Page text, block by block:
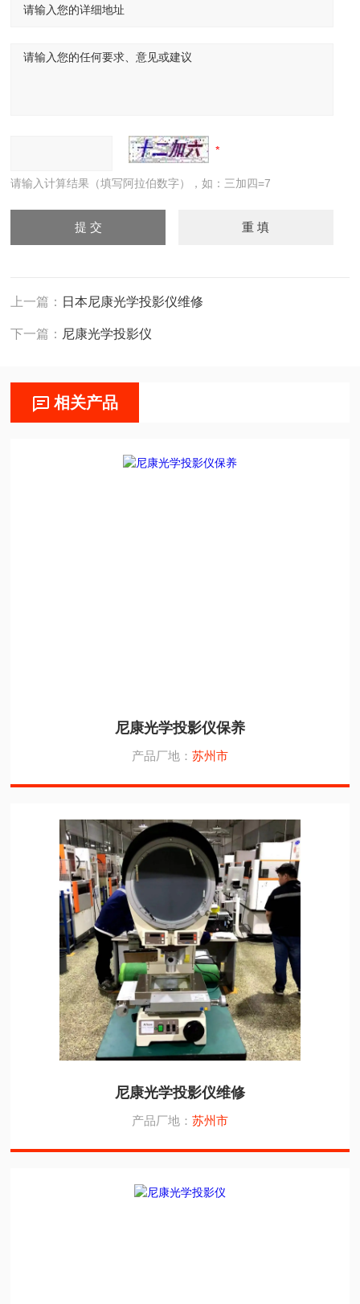
请输入计算结果（填写阿拉伯数字），如：三加四=7
上一篇： 日本尼康光学投影仪维修
下一篇： 尼康光学投影仪
相关产品
尼康光学投影仪保养
产品厂地： 苏州市
尼康光学投影仪维修
产品厂地： 苏州市